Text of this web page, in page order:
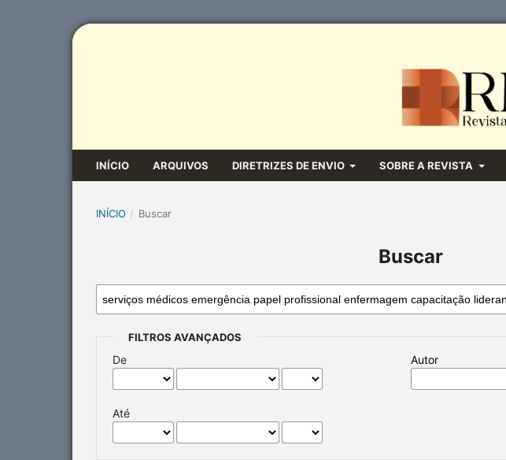
INÍCIO ARQUIVOS DIRETRIZES DE ENVIO SOBRE A REVISTA
INÍCIO / Buscar
Buscar
FILTROS AVANÇADOS
De
Até
Autor